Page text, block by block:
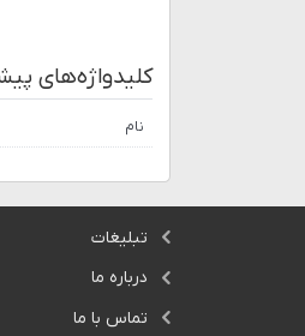
کلیدواژه‌های
نام
تبلیغات
درباره ما
تماس با ما